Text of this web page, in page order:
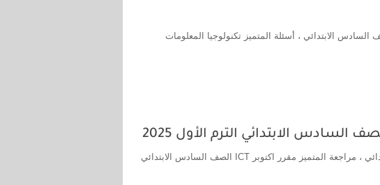
الابتدائي ، أسئلة المتميز تكنولوجيا المعلومات
مراجعة المتميز شهر اكتوبر ICT للصف السادس الابتدائي ، مراجعة المتميز مقرر اكتوبر ICT الصف السادس الابتدائي